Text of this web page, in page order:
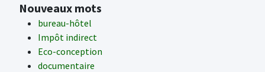
Nouveaux mots
bureau-hôtel
Impôt indirect
Eco-conception
documentaire